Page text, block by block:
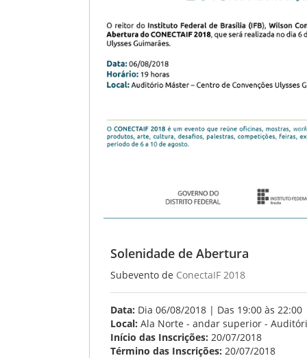
Solenidade de Abertura
Subevento de ConectaIF 2018
Data: Dia 06/08/2018 | Das 19:00 às 22:00
Local: Ala Norte - andar superior -
Início das Inscrições: 20/07/2018
Término das Inscrições: 20/07/2018